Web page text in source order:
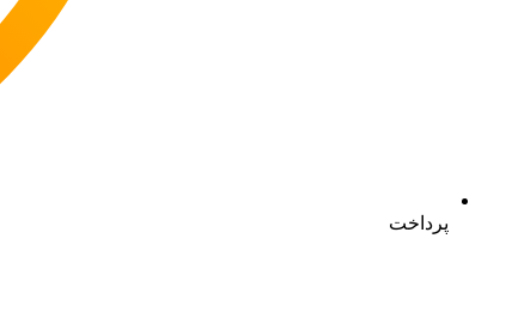
پرداخت